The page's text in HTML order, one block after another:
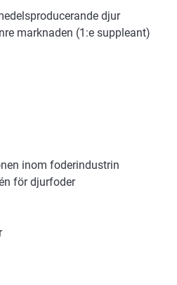
djur
marknaden (1:e suppleant)
inom foderindustrin
för djurfoder